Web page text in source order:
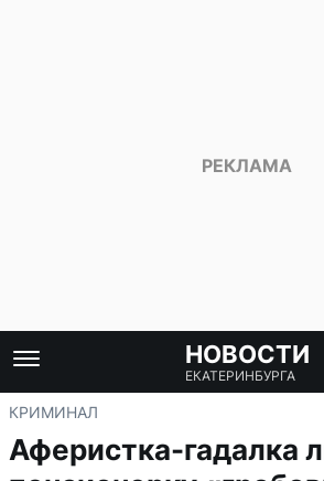
НОВОСТИ
ЕКАТЕРИНБУРГА
КРИМИНАЛ
Аферистка-гадалка